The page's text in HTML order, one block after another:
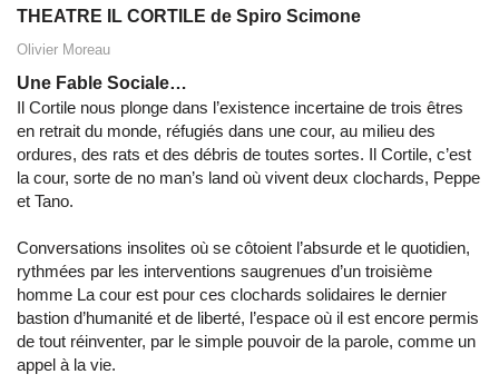
THEATRE IL CORTILE de Spiro Scimone
Olivier Moreau
Une Fable Sociale…
Il Cortile nous plonge dans l’existence incertaine de trois êtres
en retrait du monde, réfugiés dans une cour, au milieu des
ordures, des rats et des débris de toutes sortes. Il Cortile, c’est
la cour, sorte de no man’s land où vivent deux clochards, Peppe
et Tano.
Conversations insolites où se côtoient l’absurde et le quotidien,
rythmées par les interventions saugrenues d’un troisième
homme La cour est pour ces clochards solidaires le dernier
bastion d’humanité et de liberté, l’espace où il est encore permis
de tout réinventer, par le simple pouvoir de la parole, comme un
appel à la vie.